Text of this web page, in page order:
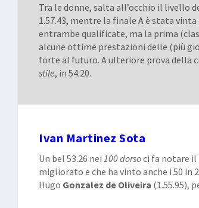
Tra le donne, salta all’occhio il livello
1.57.43, mentre la finale A è stata
entrambe qualificate, ma la prima
alcune ottime prestazioni delle (più
forte al futuro. A ulteriore prova della
stile, in 54.20.
Ivan Martinez Sota
Un bel 53.26 nei 100 dorsoci fa notare il
migliorato e che ha vinto anche i 50 in
Hugo Gonzalez de Oliveira (1.55.95),